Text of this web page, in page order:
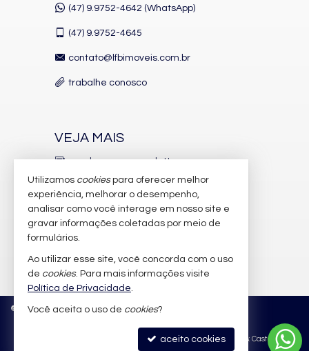
(47) 9.9752-4642 (WhatsApp)
(47) 9.9752-4645
contato@lfbimoveis.com.br
trabalhe conosco
VEJA MAIS
receba nosso newsletter
indicadores financeiros
cadastre seu imóvel
imóveis favoritos
mapa de imóveis
© 2026 CRECI/SC 6.388-J Política de Privacidade
Site para imobiliárias: Castel Digital
Utilizamos cookiespara oferecer melhor
experiência, melhorar o desempenho,
analisar como você interage em nosso site e
gravar informações coletadas por meio de
formulários.
Ao utilizar esse site, você concorda com o uso
de cookies. Para mais informações visite
Política de Privacidade.
Você aceita o uso de cookies?
aceito cookies